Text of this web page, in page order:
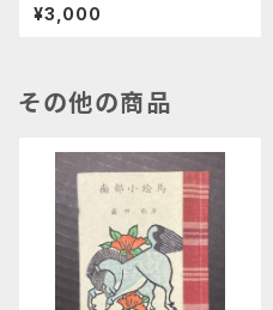
¥3,000
その他の商品